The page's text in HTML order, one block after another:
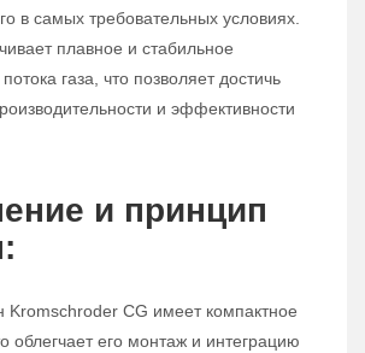
в самых требовательных условиях.
плавное и стабильное
газа, что позволяет достичь
и эффективности
и принцип
Kromschroder CG имеет компактное
облегчает его монтаж и интеграцию